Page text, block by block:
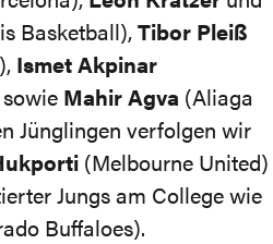
Basketball),Tibor Pleiß
Ismet Akpinar
sowie Mahir Agva (Aliaga
Jünglingen verfolgen wir
(Melbourne United)
Jungs am College wie
Buffaloes).